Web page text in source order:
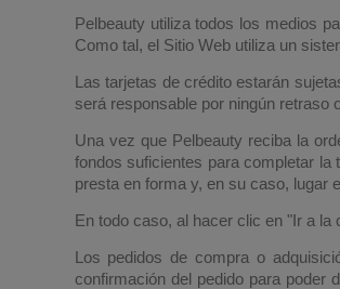
Pelbeauty utiliza todos los medios
Como tal, el Sitio Web utiliza un
Las tarjetas de crédito estarán
será responsable por ningún retraso
Una vez que Pelbeauty reciba la
fondos suficientes para completar
presta en forma y, en su caso, lugar
En todo caso, al hacer clic en "Ir a
Los pedidos de compra o
confirmación del pedido para poder